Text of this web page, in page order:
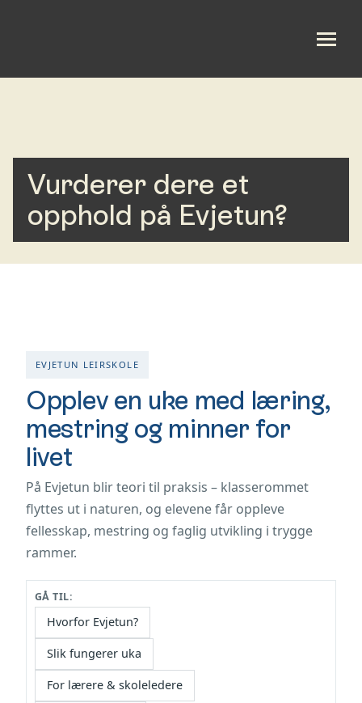
Misjonssambandet sør
Aktiviteter
Om oss
Vurderer dere et
opphold på Evjetun?
EVJETUN LEIRSKOLE
Opplev en uke med læring,
mestring og minner for
livet
På Evjetun blir teori til praksis – klasserommet
flyttes ut i naturen, og elevene får oppleve
fellesskap, mestring og faglig utvikling i trygge
rammer.
GÅ TIL:
Hvorfor Evjetun?
Slik fungerer uka
For lærere & skoleledere